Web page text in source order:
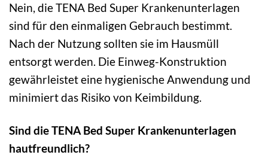
Nein, die TENA Bed Super Krankenunterlagen
sind für den einmaligen Gebrauch bestimmt.
Nach der Nutzung sollten sie im Hausmüll
entsorgt werden. Die Einweg-Konstruktion
gewährleistet eine hygienische Anwendung und
minimiert das Risiko von Keimbildung.
Sind die TENA Bed Super Krankenunterlagen
hautfreundlich?